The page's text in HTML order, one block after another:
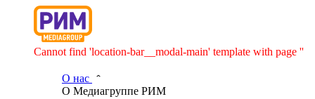
Cannot find 'location-bar__modal-main' template with page ''
О нас
О Медиагруппе РИМ